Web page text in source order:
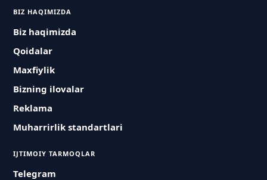
BIZ HAQIMIZDA
Biz haqimizda
Qoidalar
Maxfiylik
Bizning ilovalar
Reklama
Muharrirlik standartlari
IJTIMOIY TARMOQLAR
Telegram